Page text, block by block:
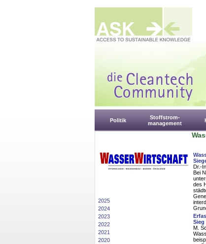
Politik
Stoffstrom-
management
2025
2024
2023
2022
2021
2020
Dr.-
Bei
des
Sieg
M.